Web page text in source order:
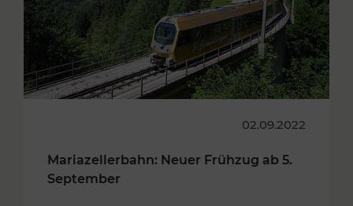
02.09.2022
Mariazellerbahn: Neuer Frühzug ab 5.
September